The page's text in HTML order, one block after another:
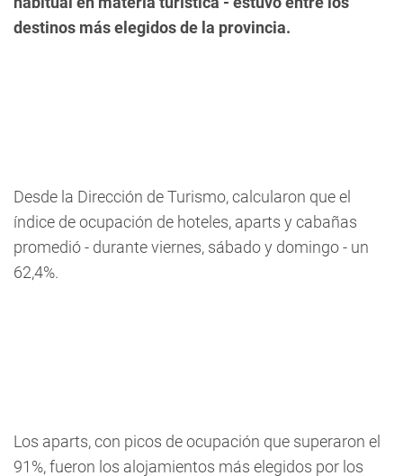
destinos más elegidos de la provincia.
Desde la Dirección de Turismo, calcularon que el
índice de ocupación de hoteles, aparts y cabañas
promedió - durante viernes, sábado y domingo - un
62,4%.
Los aparts, con picos de ocupación que superaron el
91%, fueron los alojamientos más elegidos por los